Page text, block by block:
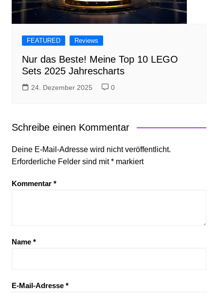
FEATURED Reviews
Nur das Beste! Meine Top 10 LEGO
Sets 2025 Jahrescharts
24. Dezember 2025 0
Schreibe einen Kommentar
Deine E-Mail-Adresse wird nicht veröffentlicht.
Erforderliche Felder sind mit*markiert
Kommentar *
Name *
E-Mail-Adresse *